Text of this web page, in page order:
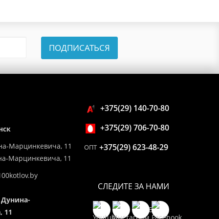
ПОДПИСАТЬСЯ
Марцинкевича, 11
Марцинкевича, 11
11
+375(29) 140-70-80
+375(29) 706-70-80
ОПТ +375(29) 623-48-29
СЛЕДИТЕ ЗА НАМИ